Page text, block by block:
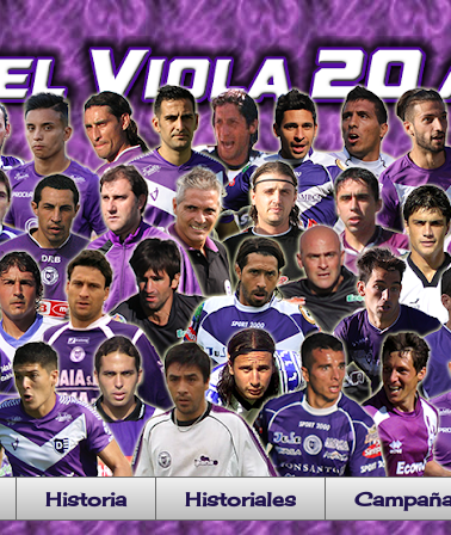
Historia Historiales